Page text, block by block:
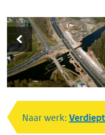
Naar werk: